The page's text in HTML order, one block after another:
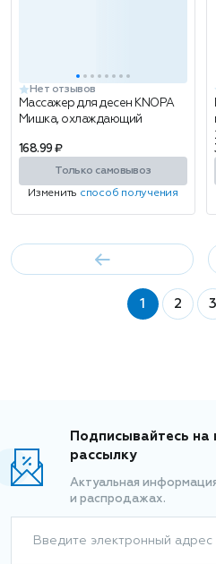
Нет отзывов
Массажер для десен KNOPA
Мишка, охлаждающий
168.99 ₽
Только самовывоз
Изменить способ получения
1 2 3
Подписывайтесь
рассылку
Актуальная
и распродажах.
Введите электронный адрес